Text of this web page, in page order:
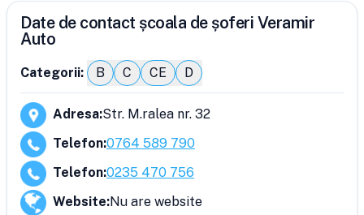
Date de contact școala de șoferi Veramir
Auto
Categorii: B C CE D
Adresa:Str. M.ralea nr. 32
Telefon:0764 589 790
Telefon:0235 470 756
Website:Nu are website